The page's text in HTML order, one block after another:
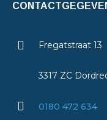
Fregatstraat 13
3317 ZC
0180 472 634